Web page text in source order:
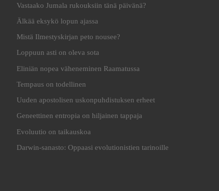
Vastaako Jumala rukouksiin tänä päivänä?
Älkää eksykö lopun ajassa
Mistä Ilmestyskirjan peto nousee?
Loppuun asti on oleva sota
Eliniän nopea väheneminen Raamatussa
Tempaus on todellinen
Uuden apostolisen uskonpuhdistuksen erheet
Geneettinen entropia on hiljainen tappaja
Evoluutio on taikauskoa
Darwin-sanasto: Oppaasi evolutionistien tarinoille